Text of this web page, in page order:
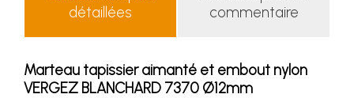
détaillées
commentaire
Marteau tapissier aimanté et embout nylon
VERGEZ BLANCHARD 7370 Ø12mm